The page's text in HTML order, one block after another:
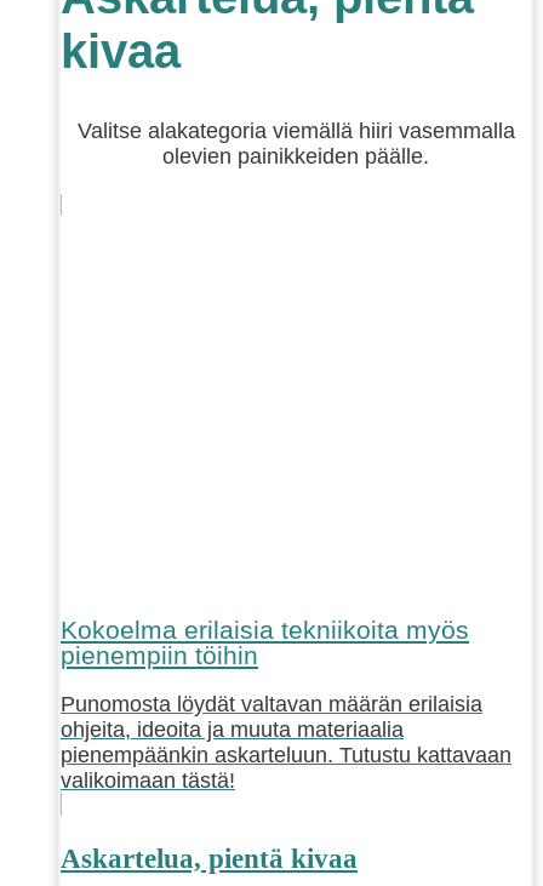
kivaa
Valitse alakategoria viemällä hiiri vasemmalla
olevien painikkeiden päälle.
Kokoelma erilaisia tekniikoita myös
pienempiin töihin
Punomosta löydät valtavan määrän erilaisia
ohjeita, ideoita ja muuta materiaalia
pienempäänkin askarteluun. Tutustu kattavaan
valikoimaan tästä!
Askartelua, pientä kivaa